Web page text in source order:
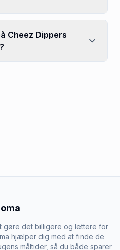
Cheez Dippers
gøre det billigere og lettere for
hjælper dig med at finde de
måltider, så du både sparer